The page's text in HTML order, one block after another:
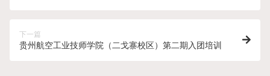
下一篇
贵州航空工业技师学院（二戈寨校区）第二期入团培训